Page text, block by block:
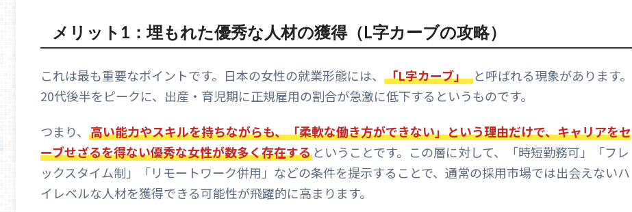
メリット1：埋もれた優秀な人材の獲得（L字カーブの攻略）
これは最も重要なポイントです。日本の女性の就業形態には、 「L字カーブ」 と呼ばれる現象があります。
20代後半をピークに、出産・育児期に正規雇用の割合が急激に低下するというものです。
つまり、 高い能力やスキルを持ちながらも、「柔軟な働き方ができない」という理由だけで、キャリアをセ
ーブせざるを得ない優秀な女性が数多く存在するということです。この層に対して、「時短勤務可」「フレ
ックスタイム制」「リモートワーク併用」などの条件を提示することで、通常の採用市場では出会えないハ
イレベルな人材を獲得できる可能性が飛躍的に高まります。